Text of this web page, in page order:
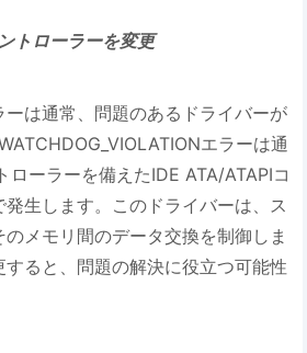
トローラーを変更
は通常、問題のあるドライバーが
エラーは通
ローラーを備えたIDE ATA/ATAPIコ
生します。このドライバーは、ス
のメモリ間のデータ交換を制御しま
ると、問題の解決に役立つ可能性